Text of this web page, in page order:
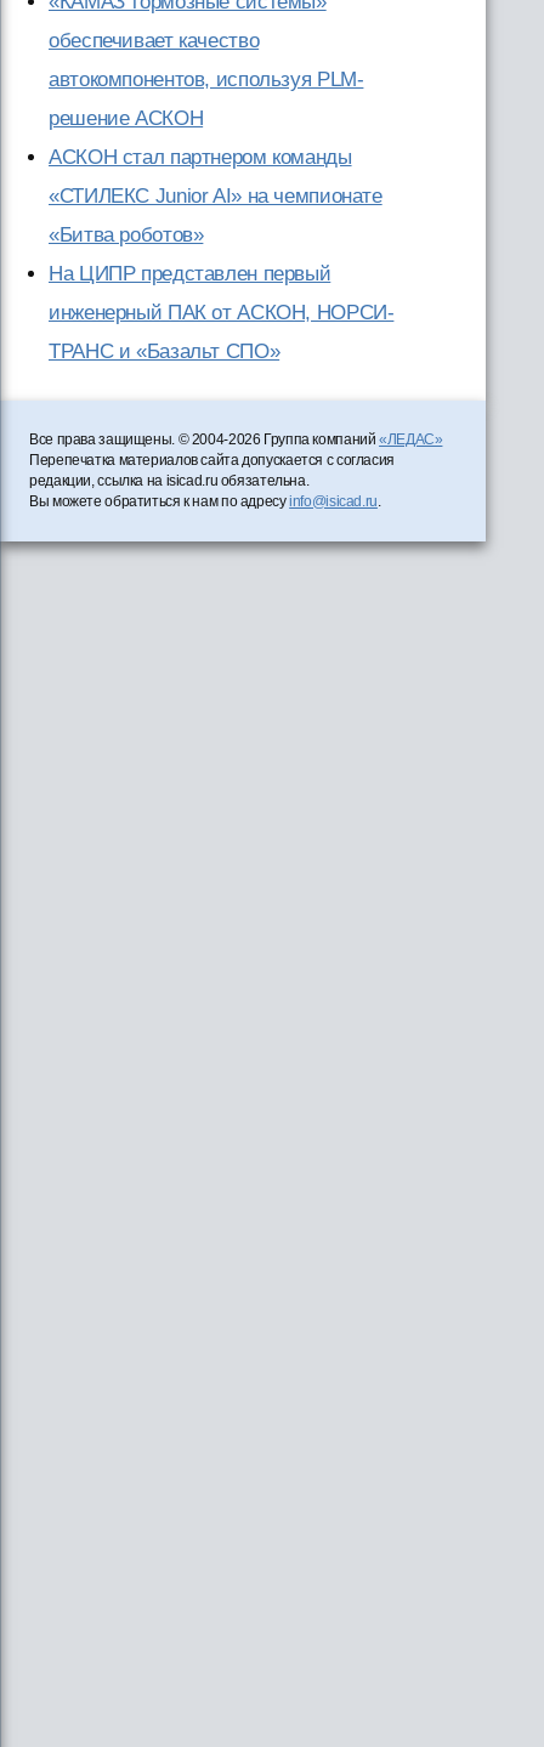
обеспечивает качество
автокомпонентов, используя PLM-
решение АСКОН
АСКОН стал партнером команды
«СТИЛЕКС Junior AI» на чемпионате
«Битва роботов»
На ЦИПР представлен первый
инженерный ПАК от АСКОН, НОРСИ-
ТРАНС и «Базальт СПО»
Все права защищены. © 2004-2026 Группа компаний«ЛЕДАС»
Перепечатка материалов сайта допускается с согласия
редакции, ссылка на isicad.ru обязательна.
Вы можете обратиться к нам по адресуinfo@isicad.ru